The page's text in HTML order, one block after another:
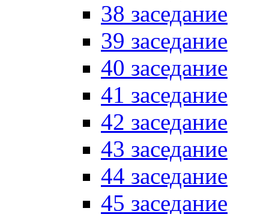
38 заседание
39 заседание
40 заседание
41 заседание
42 заседание
43 заседание
44 заседание
45 заседание